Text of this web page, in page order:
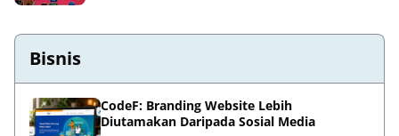
Bisnis
CodeF: Branding Website Lebih
Diutamakan Daripada Sosial Media